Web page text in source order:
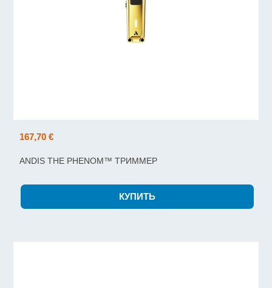
167,70 €
ANDIS THE PHENOM™ ТРИММЕР